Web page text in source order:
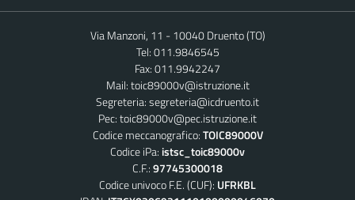
Via Manzoni, 11 - 10040 Druento (TO)
Tel: 011.9846545
Fax: 011.9942247
Mail:toic89000v@istruzione.it
Segreteria:segreteria@icdruento.it
Pec:toic89000v@pec.istruzione.it
Codice meccanografico:TOIC89000V
Codice iPa: istsc_toic89000v
C.F.:97745300018
Codice univoco F.E. (CUF): UFRKBL